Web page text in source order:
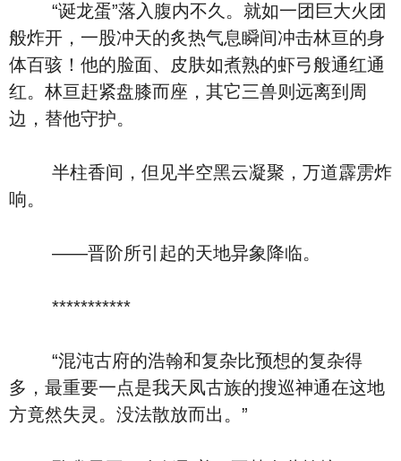
“诞龙蛋”落入腹内不久。就如一团巨大火团
般炸开，一股冲天的炙热气息瞬间冲击林亘的身
体百骇！他的脸面、皮肤如煮熟的虾弓般通红通
红。林亘赶紧盘膝而座，其它三兽则远离到周
边，替他守护。
半柱香间，但见半空黑云凝聚，万道霹雳炸
响。
——晋阶所引起的天地异象降临。
***********
“混沌古府的浩翰和复杂比预想的复杂得
多，最重要一点是我天凤古族的搜巡神通在这地
方竟然失灵。没法散放而出。”